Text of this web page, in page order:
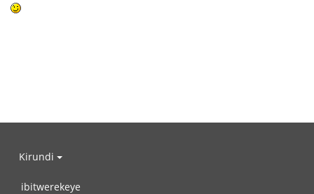
Kirundi
ibitwerekeye